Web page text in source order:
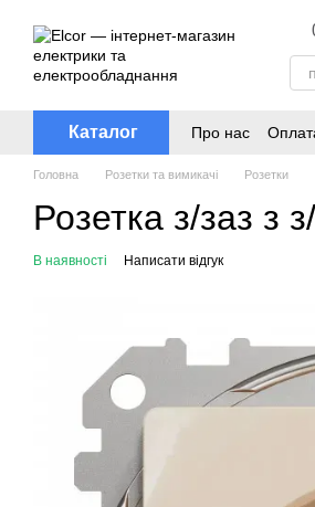
Каталог Про нас
Головна Розетки та вимикачі Розетки
Розетка з/заз з
В наявності Написати відгук